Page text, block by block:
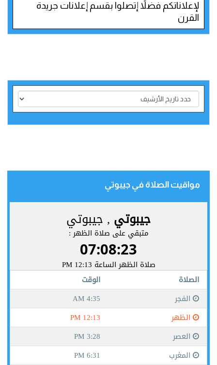
لإعلاناتكم فضلاً إتصلوا بقسم إعلانات جريدة
القرن
مواقيت الصلاة في جيبوتي‎